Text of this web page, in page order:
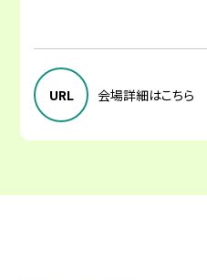
URL 会場詳細はこちら